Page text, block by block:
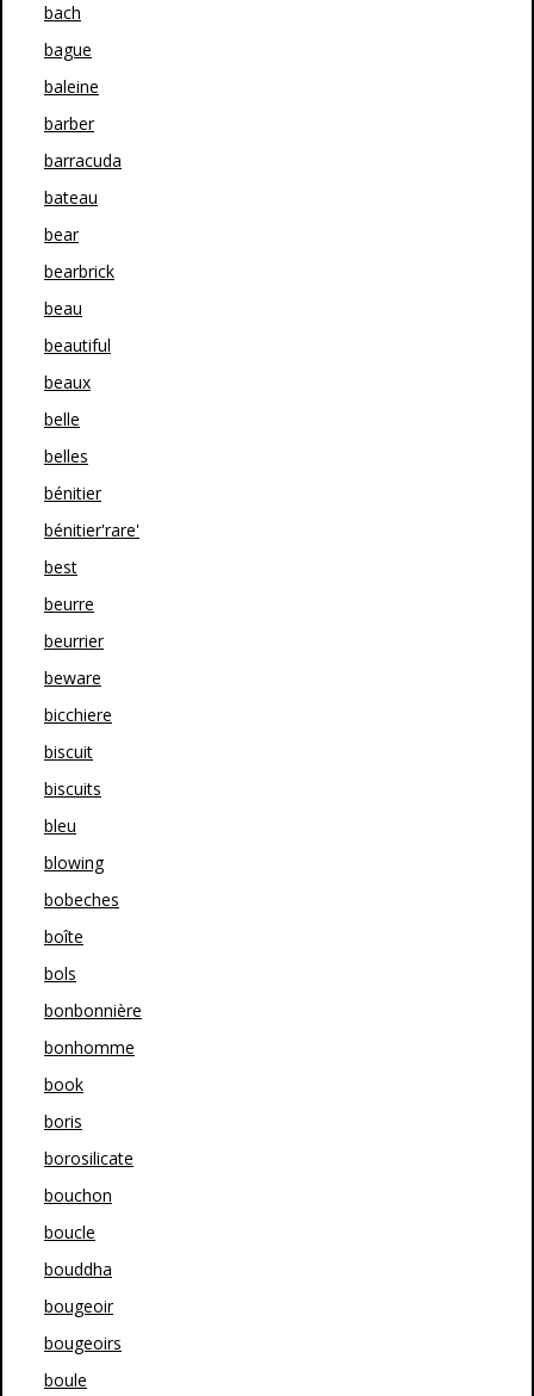
bach
bague
baleine
barber
barracuda
bateau
bear
bearbrick
beau
beautiful
beaux
belle
belles
bénitier
bénitier'rare'
best
beurre
beurrier
beware
bicchiere
biscuit
biscuits
bleu
blowing
bobeches
boîte
bols
bonbonnière
bonhomme
book
boris
borosilicate
bouchon
boucle
bouddha
bougeoir
bougeoirs
boule